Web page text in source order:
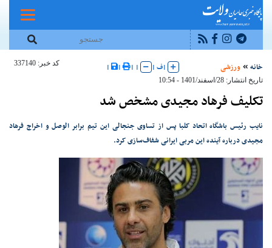
خانه ورزشی |ف |
|
|
|
|
کد خبر: 337140
تاریخ انتشار: 28/اسفند/1401 - 10:54
تکلیف فرهاد مجیدی مشخص شد
نایب رئیس باشگاه اتحاد کلبا پس از تساوی جنجالی این تیم برابر الوصل و اخراج فرهاد
مجیدی درباره آینده این مربی ایرانی شفاف‌سازی کرد.